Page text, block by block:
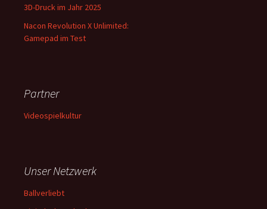
3D-Druck im Jahr 2025
Nacon Revolution X Unlimited:
Gamepad im Test
Partner
Videospielkultur
Unser Netzwerk
Ballverliebt